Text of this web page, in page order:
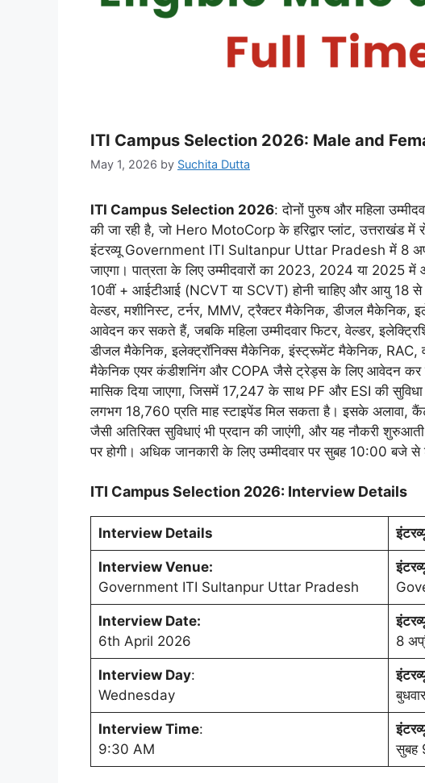
ITI Campus Selection 2026: Male and
May 1, 2026 by Suchita Dutta
ITI Campus Selection 2026: दोनों पुरुष और महिला
की जा रही है, जो Hero MotoCorp के हरिद्वार प्लांट, उत्तराखंड
इंटरव्यू Government ITI Sultanpur Uttar Pradesh में 8
जाएगा। पात्रता के लिए उम्मीदवारों का 2023, 2024 या 2025 में
10वीं + आईटीआई (NCVT या SCVT) होनी चाहिए और आयु 18 से
वेल्डर, मशीनिस्ट, टर्नर, MMV, ट्रैक्टर मैकेनिक, डीजल मैकेनिक,
आवेदन कर सकते हैं, जबकि महिला उम्मीदवार फिटर, वेल्डर,
डीजल मैकेनिक, इलेक्ट्रॉनिक्स मैकेनिक, इंस्ट्रूमेंट मैकेनिक, RAC,
मैकेनिक एयर कंडीशनिंग और COPA जैसे ट्रेड्स के लिए आवेदन कर
मासिक दिया जाएगा, जिसमें 17,247 के साथ PF और ESI की सुविधा
लगभग 18,760 प्रति माह स्टाइपेंड मिल सकता है। इसके अलावा,
जैसी अतिरिक्त सुविधाएं भी प्रदान की जाएंगी, और यह नौकरी
पर होगी। अधिक जानकारी के लिए उम्मीदवार पर सुबह 10:00
ITI Campus Selection 2026: Interview Details
Interview Details
Interview Venue:
Government ITI Sultanpur Uttar Pradesh
Interview Date:
6th April 2026
8
Interview Day:
Wednesday
बुधवार
Interview Time:
9:30 AM
सुबह